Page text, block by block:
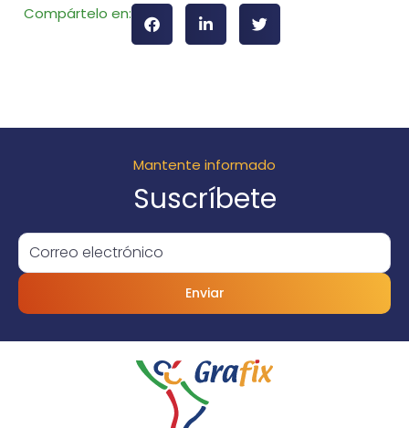
Compártelo en:
Mantente informado
Suscríbete
Enviar